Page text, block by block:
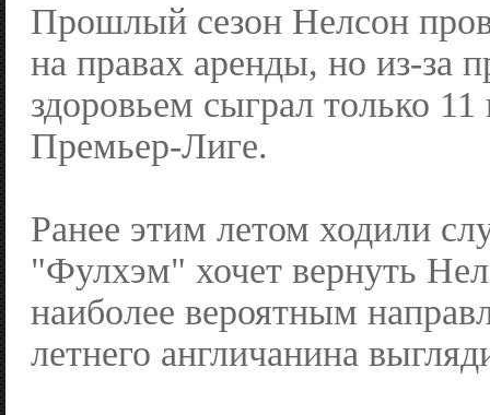
Прошлый сезон Нелсон
на правах аренды, но из-за
здоровьем сыграл только 11
Премьер-Лиге.
Ранее этим летом ходили
"Фулхэм" хочет вернуть
наиболее вероятным
летнего англичанина